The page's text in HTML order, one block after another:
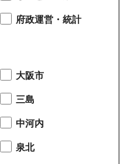
府政運営・統計
大阪市
三島
中河内
泉北